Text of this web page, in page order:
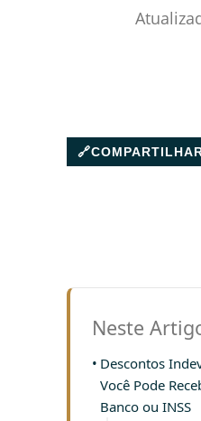
🔗
Neste
Descontos
Você Pode
Banco ou INSS